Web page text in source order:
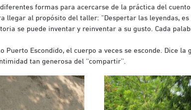
formas para acercarse de la práctica del
llegar al propósito del taller: “Despertar las leyendas,
se puede inventar y reinventar a su gusto. Cada
Puerto Escondido, el cuerpo a veces se esconde. Dice
tan generosa del ‘‘compartir’’.